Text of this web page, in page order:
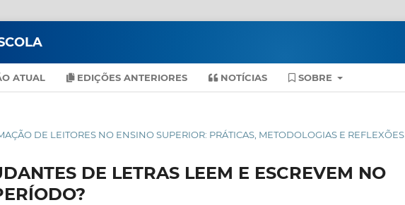
ATUAL EDIÇÕES ANTERIORES NOTÍCIAS SOBRE
DE LEITORES NO ENSINO SUPERIOR: PRÁTICAS, METODOLOGIAS E REFLEXÕES
DE LETRAS LEEM E ESCREVEM NO